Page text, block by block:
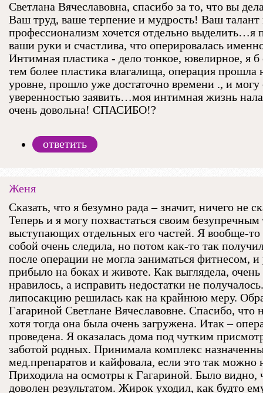
Светлана Вячеславовна, спасибо за то, что вы
Ваш труд, ваше терпение и мудрость! Ваш талант
профессионализм хочется отдельно выделить…я
ваши руки и счастлива, что оперировалась
Интимная пластика - дело тонкое, ювелирное, я
тем более пластика влагалища, операция
уровне, прошло уже достаточно времени ., и могу
уверенностью заявить…моя интимная жизнь
очень довольна! СПАСИБО!?
ответить
Женя
Сказать, что я безумно рада – значит, ничего не
Теперь и я могу похвастаться своим безупречным
выступающих отдельных его частей. Я вообще-то
собой очень следила, но потом как-то так
после операции не могла заниматься фитнесом,
прибыло на боках и животе. Как выглядела, очень
нравилось, а исправить недостатки не
липосакцию решилась как на крайнюю меру.
Гагариной Светлане Вячеславовне. Спасибо, что
хотя тогда она была очень загружена. Итак –
проведена. Я оказалась дома под чутким
заботой родных. Принимала комплекс
мед.препаратов и кайфовала, если это так можно
Приходила на осмотры к Гагариной. Было видно,
доволен результатом. Жирок уходил, как будто